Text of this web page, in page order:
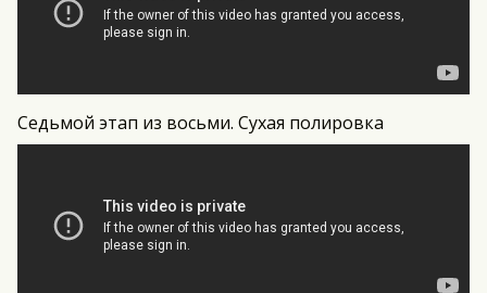
Седьмой этап из восьми. Сухая полировка